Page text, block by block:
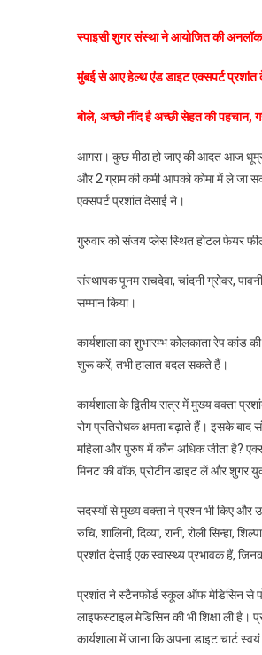
स्पाइसी शुगर संस्था ने आयोजित की अनलॉक
मुंबई से आए हेल्थ एंड डाइट एक्सपर्ट प्रशांत
बोले, अच्छी नींद है अच्छी सेहत की पहचान,
आगरा। कुछ मीठा हो जाए की आदत आज
और 2 ग्राम की कमी आपको कोमा में ले जा
एक्सपर्ट प्रशांत देसाई ने।
गुरुवार को संजय प्लेस स्थित होटल फेयर
संस्थापक पूनम सचदेवा, चांदनी ग्रोवर,
सम्मान किया।
कार्यशाला का शुभारम्भ कोलकाता रेप कांड
शुरू करें, तभी हालात बदल सकते हैं।
कार्यशाला के द्वितीय सत्र में मुख्य वक्ता
रोग प्रतिरोधक क्षमता बढ़ाते हैं। इसके
महिला और पुरुष में कौन अधिक जीता है?
मिनट की वॉक, प्रोटीन डाइट लें और शुगर
सदस्यों से मुख्य वक्ता ने प्रश्न भी किए और
रुचि, शालिनी, दिव्या, रानी, रोली
प्रशांत देसाई एक स्वास्थ्य प्रभावक हैं,
प्रशांत ने स्टैनफोर्ड स्कूल ऑफ मेडिसिन से
लाइफस्टाइल मेडिसिन की भी शिक्षा ली
कार्यशाला में जाना कि अपना डाइट चार्ट